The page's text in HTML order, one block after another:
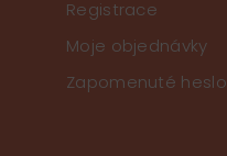
Registrace
Moje objednávky
Zapomenuté heslo